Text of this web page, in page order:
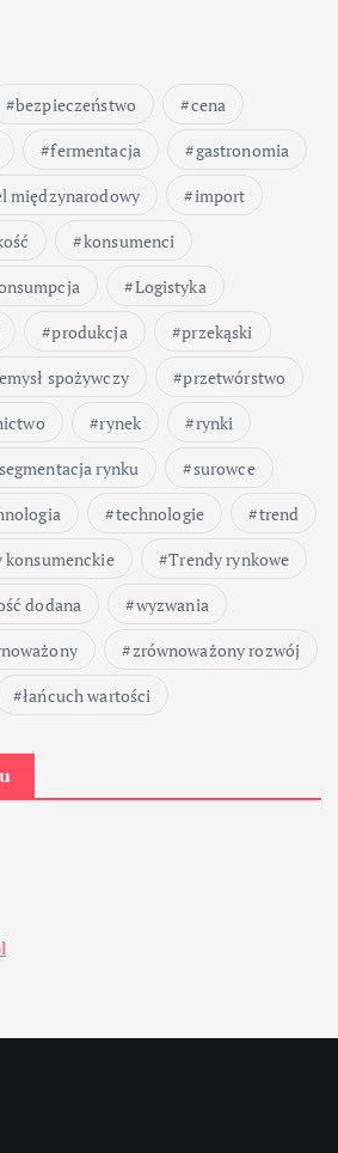
bezpieczeństwo
cena
fermentacja
gastronomia
międzynarodowy
import
konsumenci
Logistyka
produkcja
przekąski
spożywczy
przetwórstwo
rynek
rynki
segmentacja rynku
surowce
technologie
trend
konsumenckie
Trendy rynkowe
dodana
wyzwania
zrównoważony rozwój
łańcuch wartości